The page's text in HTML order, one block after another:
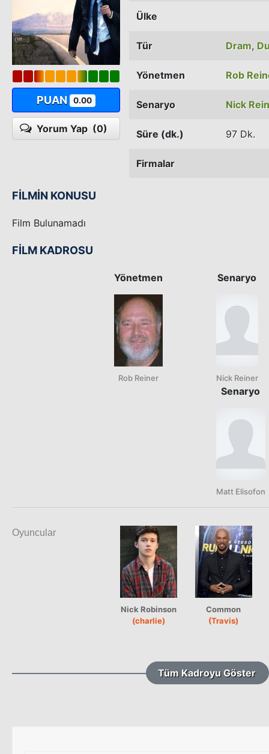
PUAN 0.00
Yorum Yap (0)
Ülke
Tür Dram,
Yönetmen Rob
Senaryo Nick
Süre (dk.) 97 Dk.
Firmalar
FİLMİN KONUSU
Film Bulunamadı
FİLM KADROSU
Yönetmen
Rob Reiner
Senaryo
Nick Reiner
Senaryo
Matt Elisofon
Oyuncular
Nick Robinson
(charlie)
Common
(Travis)
Tüm Kadroyu Göster